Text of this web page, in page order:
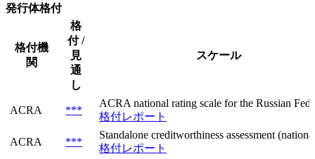
発行体格付
格付機
関
格
付 /
見
通
し
スケール
ACRA ***
ACRA national rating scale for the Russian
格付レポート
ACRA ***
Standalone creditworthiness assessment
格付レポート